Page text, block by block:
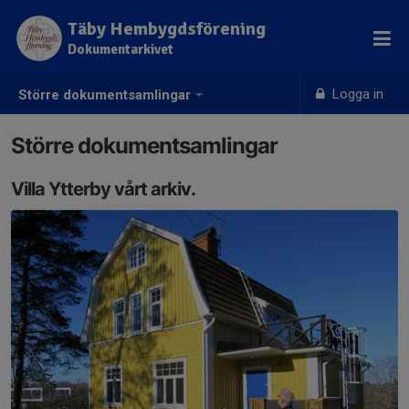
Större dokumentsamlingar Logga in
Täby Hembygdsförening
Dokumentarkivet
Större dokumentsamlingar
Villa Ytterby vårt arkiv.